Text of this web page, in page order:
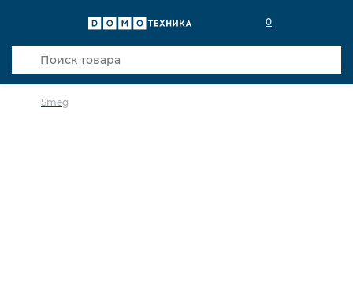
0
Smeg